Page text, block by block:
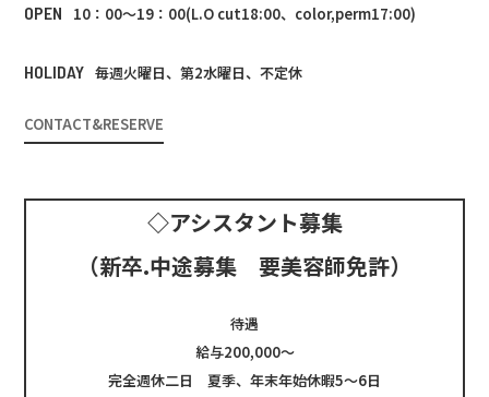
OPEN
10：00～19：00(L.O cut18:00、color,perm17:00)
HOLIDAY 毎週火曜日、第2水曜日、不定休
CONTACT&RESERVE
◇アシスタント募集
（新卒.中途募集 要美容師免許）
待遇
給与200,000～
完全週休二日 夏季、年末年始休暇5～6日